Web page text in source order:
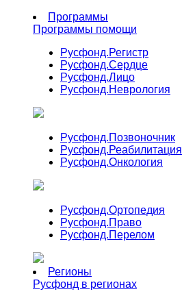
Программы
Программы помощи
Русфонд.Регистр
Русфонд.Сердце
Русфонд.Лицо
Русфонд.Неврология
Русфонд.Позвоночник
Русфонд.Реабилитация
Русфонд.Онкология
Русфонд.Ортопедия
Русфонд.Право
Русфонд.Перелом
Регионы
Русфонд в регионах